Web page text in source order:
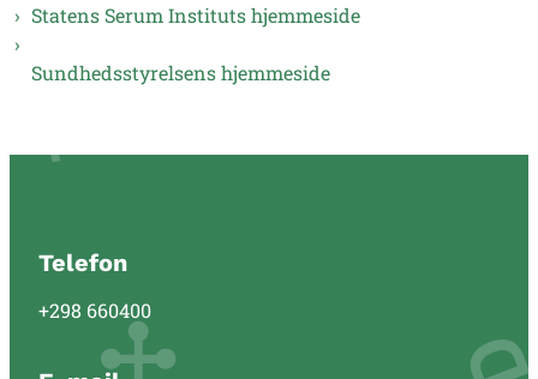
Statens Serum Instituts hjemmeside
Sundhedsstyrelsens hjemmeside
Telefon
+298 660400